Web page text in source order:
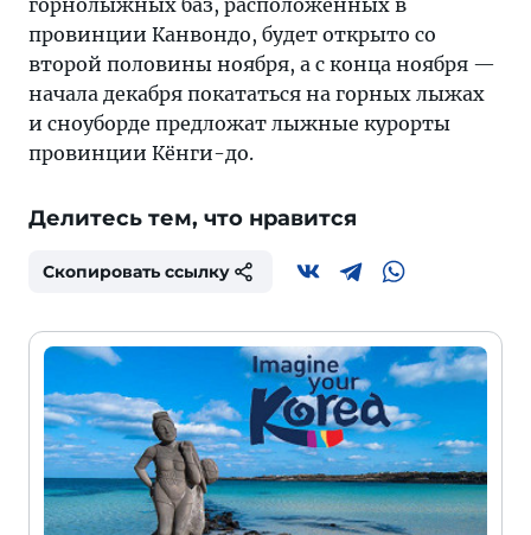
горнолыжных баз, расположенных в
провинции Канвондо, будет открыто со
второй половины ноября, а с конца ноября —
начала декабря покататься на горных лыжах
и сноуборде предложат лыжные курорты
провинции Кёнги-до.
Делитесь тем, что нравится
Скопировать ссылку